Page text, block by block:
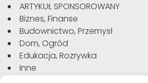
ARTYKUŁ SPONSOROWANY
Biznes, Finanse
Budownictwo, Przemysł
Dom, Ogród
Edukacja, Rozrywka
Inne